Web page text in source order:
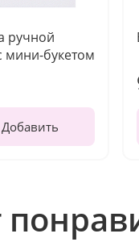
ручной
мини-букетом
Добавить